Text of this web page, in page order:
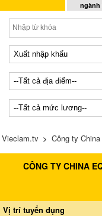
ngành
Vieclam.tv > Công ty
CÔNG TY CHINA
Vị trí tuyển dụng